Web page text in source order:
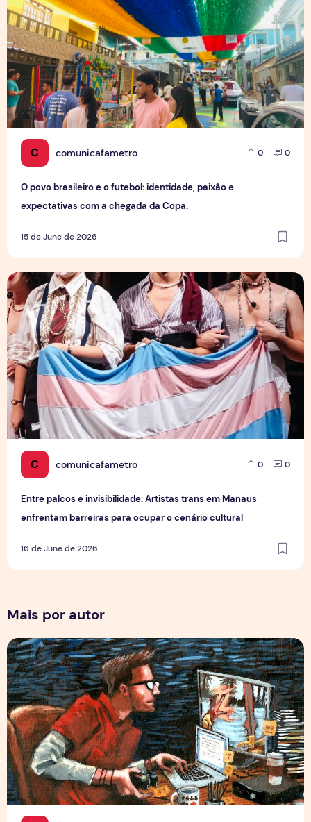
C comunicafametro 0 0
O povo brasileiro e o futebol: identidade, paixão e
expectativas com a chegada da Copa.
15 de June de 2026
C comunicafametro 0 0
Entre palcos e invisibilidade: Artistas trans em Manaus
enfrentam barreiras para ocupar o cenário cultural
16 de June de 2026
Entre palcos e invisibilidade: Artistas trans em Manaus
Mais por autor
Por Trás dos Pixels